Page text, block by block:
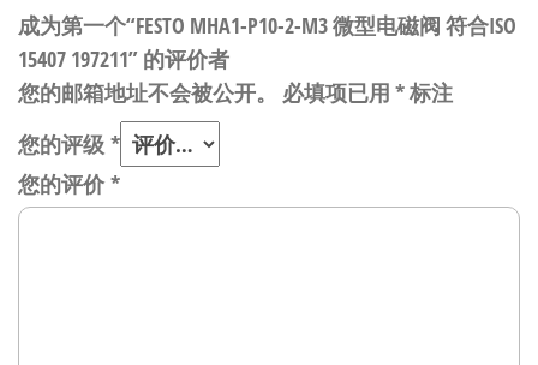
成为第一个“FESTO MHA1-P10-2-M3 微型电磁阀 符合ISO
15407 197211” 的评价者
您的邮箱地址不会被公开。
必填项已用 *标注
您的评级 *
您的评价*